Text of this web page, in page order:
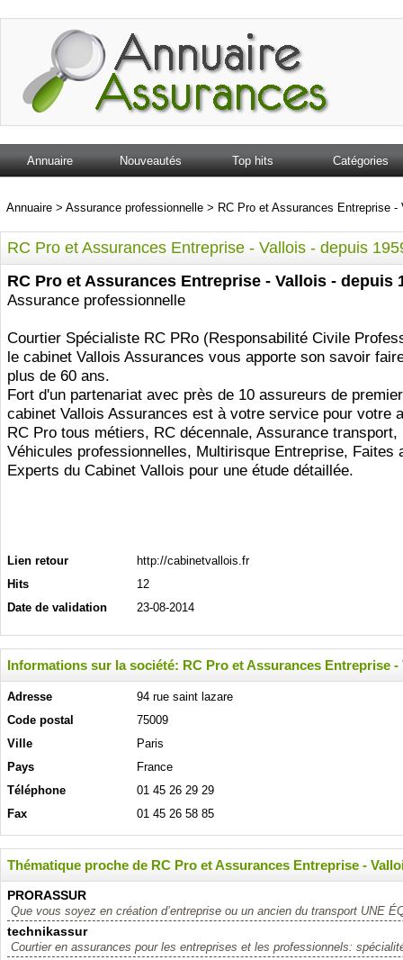
Annuaire Nouveautés Top hits Catégories
Annuaire > Assurance professionnelle > RC Pro et Assurances Entreprise -
RC Pro et Assurances Entreprise - Vallois - depuis
RC Pro et Assurances Entreprise - Vallois - depuis
Assurance professionnelle
Courtier Spécialiste RC PRo (Responsabilité Civile
le cabinet Vallois Assurances vous apporte son savoir
plus de 60 ans.
Fort d'un partenariat avec près de 10 assureurs de
cabinet Vallois Assurances est à votre service pour votre
RC Pro tous métiers, RC décennale, Assurance transport,
Véhicules professionnelles, Multirisque Entreprise, Faites
Experts du Cabinet Vallois pour une étude détaillée.
Lien retour
http://cabinetvallois.fr
Hits
12
Date de validation
23-08-2014
Informations sur la société: RC Pro et Assurances Entreprise -
Adresse
94 rue saint lazare
Code postal
75009
Ville
Paris
Pays
France
Téléphone
01 45 26 29 29
Fax
01 45 26 58 85
Thématique proche de RC Pro et Assurances Entreprise -
PRORASSUR
Que vous soyez en création d’entreprise ou un ancien du transport UNE
technikassur
Courtier en assurances pour les entreprises et les professionnels: